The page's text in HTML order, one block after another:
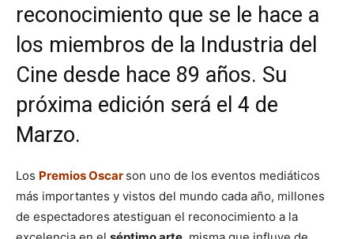
reconocimiento que se le hace a
los miembros de la Industria del
Cine desde hace 89 años. Su
próxima edición será el 4 de
Marzo.
Los Premios Oscar son uno de los eventos mediáticos
más importantes y vistos del mundo cada año, millones
de espectadores atestiguan el reconocimiento a la